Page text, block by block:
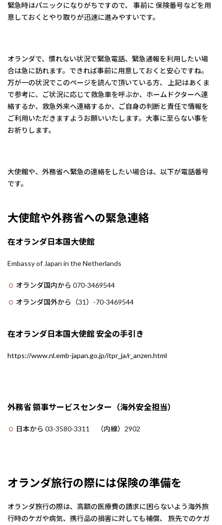
緊急時はパニックになりがちですので、 事前に 保険番号などを用
意しておくとやり取りが迅速に進みやすいです。
オランダで、慣れない状況で緊急電話、緊急通報を利用したい場
合は急に訪れます。できれば事前に用意しておくと安心ですね。
万が一の状況でこのページを読んで頂いている方、 上記はあくま
で参考に、ご状況に応じて救急車を呼ぶか、ホームドクターへ連
絡するか、救急外来へ連絡するか、ご自身の判断と責任で情報を
ご利用いただきますようお願いいたします。大事に至らない事を
お祈りします。
大使館や、外務省へ緊急の連絡をしたい場合は、以下が電話番号
です。
大使館や外務省への緊急連絡
在オランダ日本国大使館
Embassy of Japan in the Netherlands
オランダ国内から 070-3469544
オランダ国外から（31）-70-3469544
在オランダ日本国大使館 安全の手引き
https://www.nl.emb-japan.go.jp/itpr_ja/r_anzen.html
外務省 領事サービスセンター（海外安全担当）
日本から 03-3580-3311 （内線）2902
オランダ旅行の際には保険の準備を
オランダ旅行の際は、高額の医療費の請求に困らないよう海外旅
行時のケガや病気、携行品の損害に対しても補償、 旅先でのケガ